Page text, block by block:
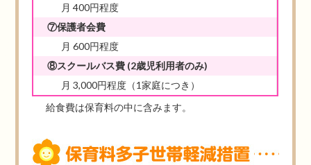
月 400円程度
⑦保護者会費
月 600円程度
⑧スクールバス費 (2歳児利用者のみ)
月 3,000円程度（1家庭につき）
給食費は保育料の中に含みます。